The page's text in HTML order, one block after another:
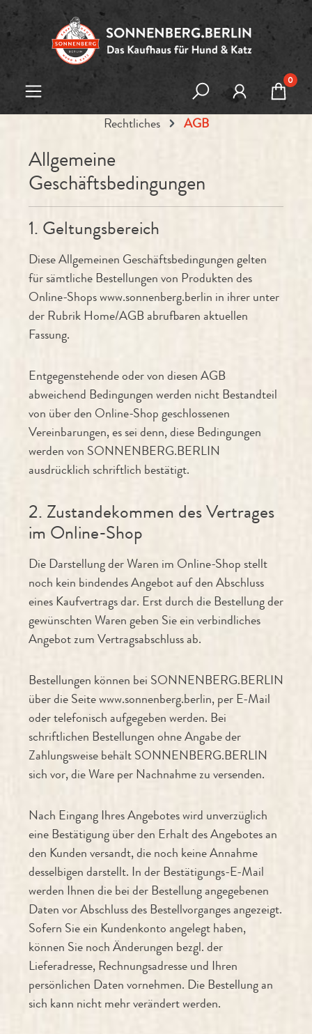
Zum Hauptinhalt springen
0
Rechtliches AGB
Allgemeine
Geschäftsbedingungen
1. Geltungsbereich
Diese Allgemeinen Geschäftsbedingungen gelten
für sämtliche Bestellungen von Produkten des
Online-Shops www.sonnenberg.berlin in ihrer unter
der Rubrik Home/AGB abrufbaren aktuellen
Fassung.
Entgegenstehende oder von diesen AGB
abweichend Bedingungen werden nicht Bestandteil
von über den Online-Shop geschlossenen
Vereinbarungen, es sei denn, diese Bedingungen
werden von SONNENBERG.BERLIN
ausdrücklich schriftlich bestätigt.
2. Zustandekommen des Vertrages
im Online-Shop
Die Darstellung der Waren im Online-Shop stellt
noch kein bindendes Angebot auf den Abschluss
eines Kaufvertrags dar. Erst durch die Bestellung der
gewünschten Waren geben Sie ein verbindliches
Angebot zum Vertragsabschluss ab.
Bestellungen können bei SONNENBERG.BERLIN
über die Seite www.sonnenberg.berlin, per E-Mail
oder telefonisch aufgegeben werden. Bei
schriftlichen Bestellungen ohne Angabe der
Zahlungsweise behält SONNENBERG.BERLIN
sich vor, die Ware per Nachnahme zu versenden.
Nach Eingang Ihres Angebotes wird unverzüglich
eine Bestätigung über den Erhalt des Angebotes an
den Kunden versandt, die noch keine Annahme
desselbigen darstellt. In der Bestätigungs-E-Mail
werden Ihnen die bei der Bestellung angegebenen
Daten vor Abschluss des Bestellvorganges angezeigt.
Sofern Sie ein Kundenkonto angelegt haben,
können Sie noch Änderungen bezgl. der
Lieferadresse, Rechnungsadresse und Ihren
persönlichen Daten vornehmen. Die Bestellung an
sich kann nicht mehr verändert werden.